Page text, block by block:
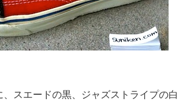
、スエードの黒、ジャズストライプの白